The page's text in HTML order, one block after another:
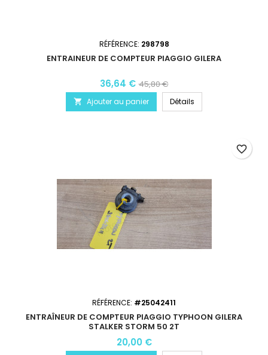
RÉFÉRENCE: 298798
ENTRAINEUR DE COMPTEUR PIAGGIO GILERA
36,64 € 45,80 €
 Ajouter au panier Détails
RÉFÉRENCE: #25042411
ENTRAÎNEUR DE COMPTEUR PIAGGIO TYPHOON GILERA
STALKER STORM 50 2T
20,00 €
favorite_border